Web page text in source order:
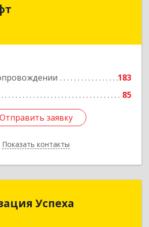
183
85
Отправить заявку
Показать контакты
обл, Самара г, Партизанская
Отправить заявку
Назад
Успеха